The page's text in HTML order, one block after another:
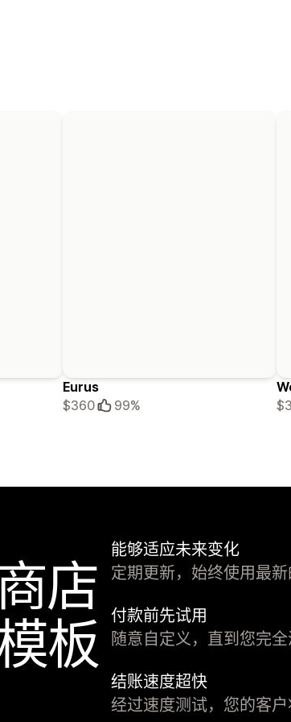
Eurus
$360
99%
店
板
能够适应未来变化
定期更新，始终使用最
付款前先试用
随意自定义，直到您完
结账速度超快
经过速度测试，您的客